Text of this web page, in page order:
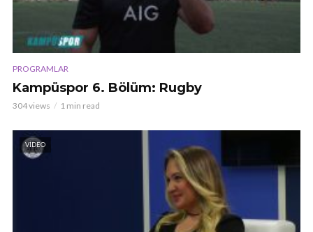
PROGRAMLAR
Kampüspor 6. Bölüm: Rugby
304 views 1 min read
VIDEO